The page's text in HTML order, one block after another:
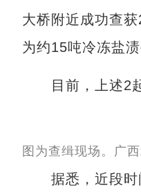
大桥附近成功查
为约15吨冷冻盐
目前，上述2起
图为查缉现场。广
据悉，近段时间